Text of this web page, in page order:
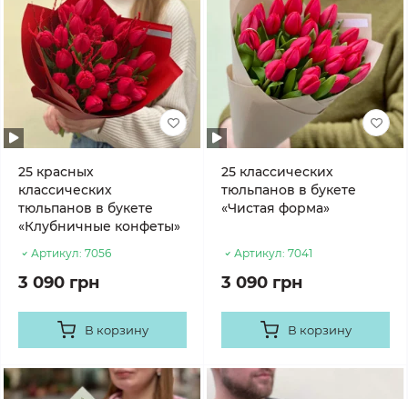
25 красных
классических
тюльпанов в букете
«Клубничные конфеты»
Артикул: 7056
3 090 грн
В корзину
25 классических
тюльпанов в букете
«Чистая форма»
Артикул: 7041
3 090 грн
В корзину